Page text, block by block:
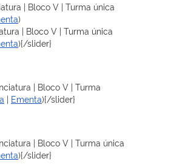
| Bloco V | Turma única
)
| Bloco V | Turma única
){/slider}
| Bloco V | Turma
| Ementa){/slider}
| Bloco V | Turma única
){/slider}